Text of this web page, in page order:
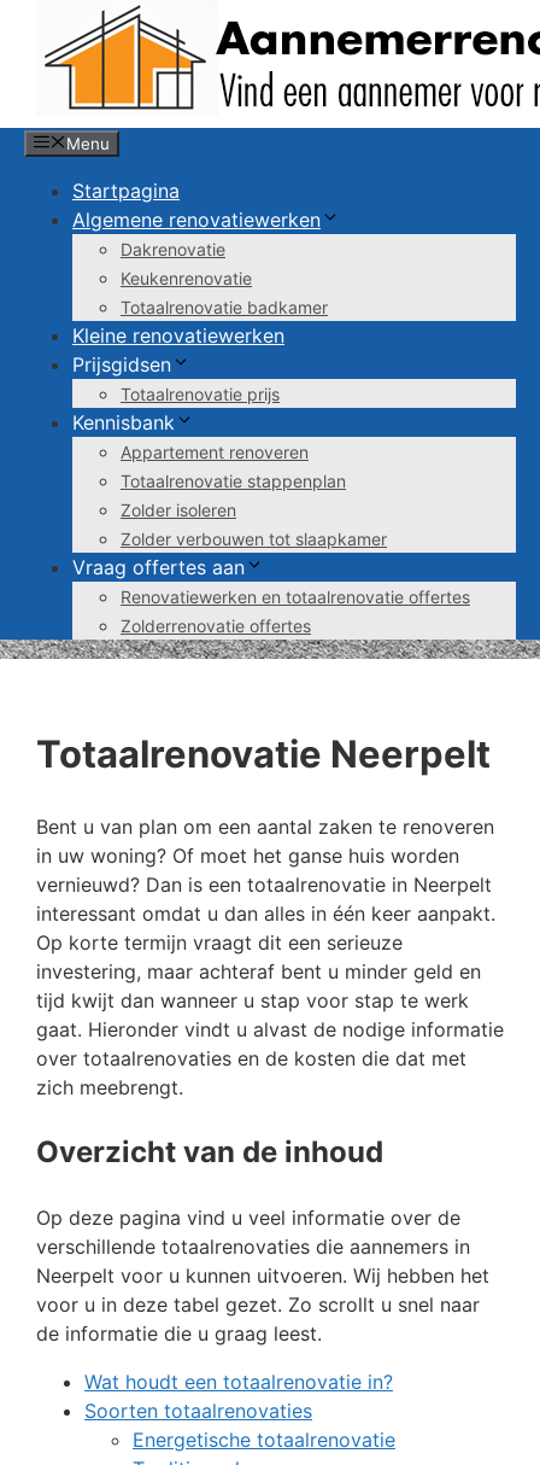
Menu
Startpagina
Algemene renovatiewerken
Dakrenovatie
Keukenrenovatie
Totaalrenovatie badkamer
Kleine renovatiewerken
Prijsgidsen
Totaalrenovatie prijs
Kennisbank
Appartement renoveren
Totaalrenovatie stappenplan
Zolder isoleren
Zolder verbouwen tot slaapkamer
Vraag offertes aan
Renovatiewerken en totaalrenovatie offertes
Zolderrenovatie offertes
Totaalrenovatie Neerpelt
Bent u van plan om een aantal zaken te renoveren
in uw woning? Of moet het ganse huis worden
vernieuwd? Dan is een totaalrenovatie in Neerpelt
interessant omdat u dan alles in één keer aanpakt.
Op korte termijn vraagt dit een serieuze
investering, maar achteraf bent u minder geld en
tijd kwijt dan wanneer u stap voor stap te werk
gaat. Hieronder vindt u alvast de nodige informatie
over totaalrenovaties en de kosten die dat met
zich meebrengt.
Overzicht van de inhoud
Op deze pagina vind u veel informatie over de
verschillende totaalrenovaties die aannemers in
Neerpelt voor u kunnen uitvoeren. Wij hebben het
voor u in deze tabel gezet. Zo scrollt u snel naar
de informatie die u graag leest.
Wat houdt een totaalrenovatie in?
Soorten totaalrenovaties
Energetische totaalrenovatie